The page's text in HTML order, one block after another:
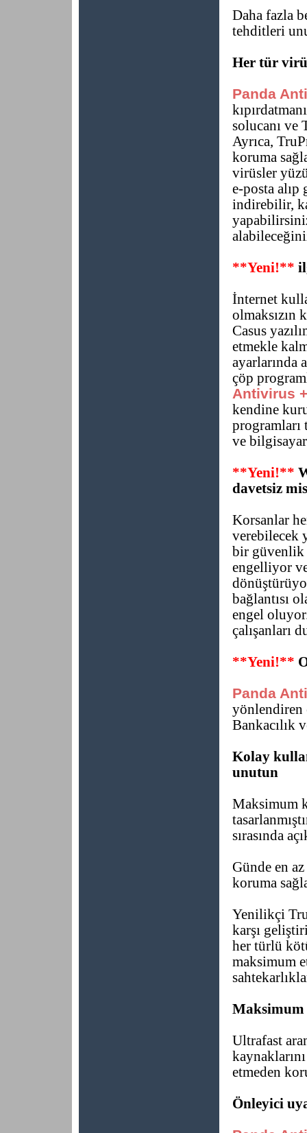
Daha fazla
tehditleri
Her tür
Panda
solucanı ve
Ayrıca,
koruma
virüsler
e-posta
indirebilir,
**Yeni!**
İnternet
olmaksızın
Casus
etmekle
ayarlarında
çöp
Antivirus
kendine
programları
ve
**Yeni!**
davetsiz
Korsanlar
verebilecek
bir güvenlik
engelliyor
bağlantısı
engel
çalışanları
**Yeni!**
Panda
yönlendiren
Bankacılık
Kolay
unutun
Maksimum
sırasında
Günde en
koruma
Yenilikçi
karşı
her türlü
maksimum
Maksimum
Ultrafast
etmeden
Önleyici